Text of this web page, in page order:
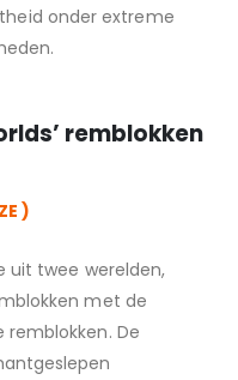
onder extreme
remblokken
)
uit twee werelden,
met de
De